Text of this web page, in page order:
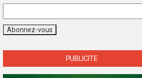
PUBLICITE